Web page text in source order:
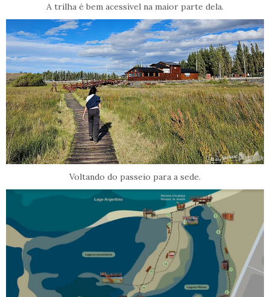
A trilha é bem acessível na maior parte dela.
Voltando do passeio para a sede.